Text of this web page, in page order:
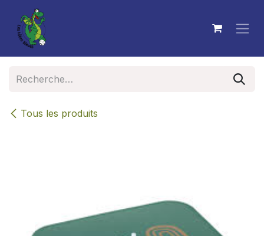
Se rendre au contenu
Tous les produits